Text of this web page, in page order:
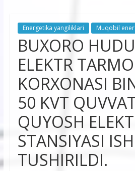
korxonasi”
Energetika yangiliklari Muqobil
BUXORO
ELEKTR
KORXONASI
50 KVT
QUYOSH
STANSIYASI
TUSHIRILDI.